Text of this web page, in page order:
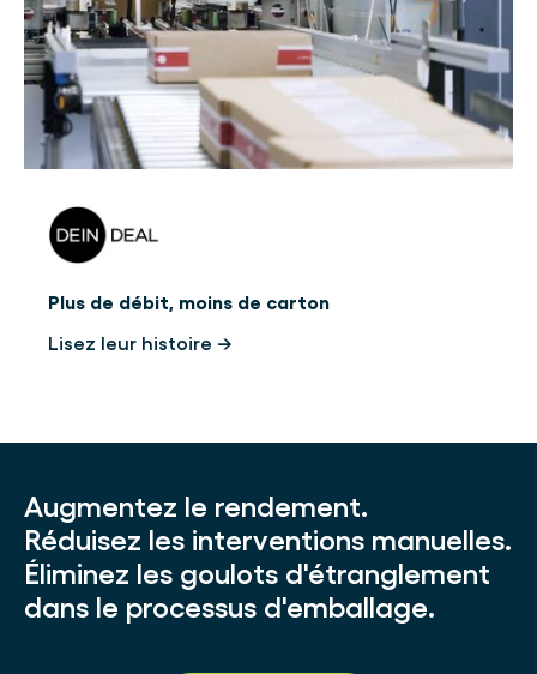
Plus de débit, moins de carton
Lisez leur histoire →
Augmentez le rendement.
Réduisez les interventions manuelles.
Éliminez les goulots d'étranglement
dans le processus d'emballage.